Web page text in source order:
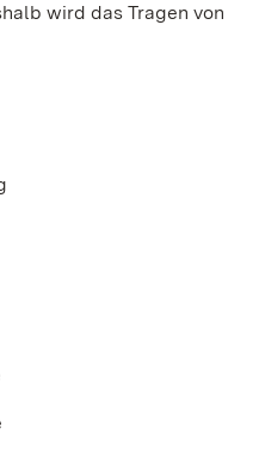
wird das Tragen von